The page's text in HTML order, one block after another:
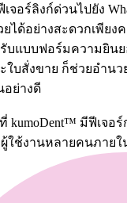
จอร์ลิงก์ด่วนไปยัง
ได้อย่างสะดวกเพียง
รับแบบฟอร์มความยิน
ใบสั่งขาย ก็ช่วยอำน
อย่างดี
kumoDent™ มีฟีเจอ
ใช้งานหลายคนภายใ